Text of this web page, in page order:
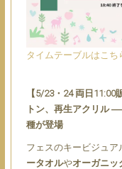
タイムテーブルはこち
【5/23・24 両日
トン、再生アクリル
種が登場
フェスのキービジュア
ータオルやオーガニッ